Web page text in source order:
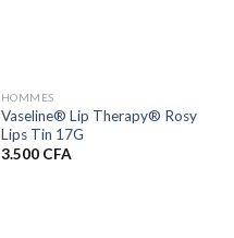
HOMMES
Vaseline® Lip Therapy® Rosy
Lips Tin 17G
3.500 CFA